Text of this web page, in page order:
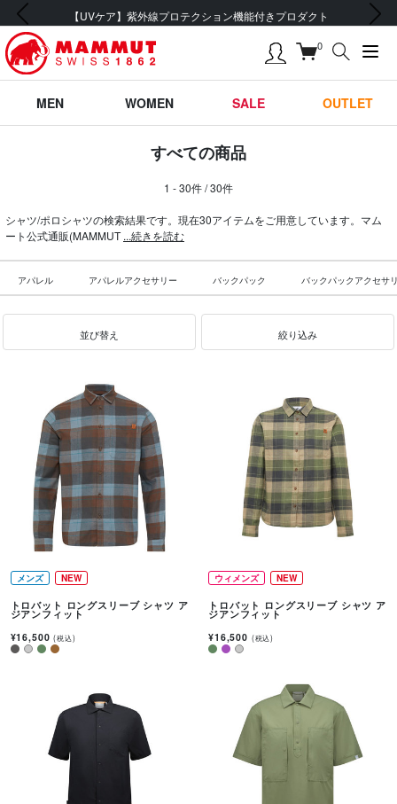
会員登録で【5,500円 (税込) 以上 送料無料】
前の画像 次の画像
0
MEN WOMEN SALE OUTLET
すべての商品
1 - 30件 / 30件
シャツ/ポロシャツの検索結果です。現在30アイテムをご用意しています。マム
ート公式通販(MAMMUT ...続きを読む
アパレル アパレルアクセサリー バックパック バックパックアクセサ
並び替え 絞り込み
メンズ NEW
トロバット ロングスリーブ シャツ ア
ジアンフィット
¥16,500(税込)
ウィメンズ NEW
トロバット ロングスリーブ シャツ ア
ジアンフィット
¥16,500 (税込)